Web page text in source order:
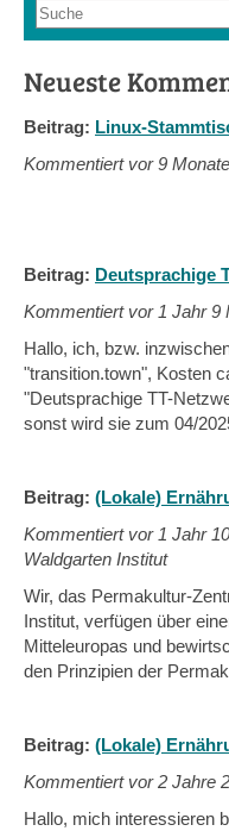
Suchformular
Suche
Neueste
Beitrag: Linux-
Kommentiert vor9
Beitrag: Deutsprachige
Kommentiert vor 1 Jahr 9
Hallo, ich, bzw.
"transition.town", Kosten
"Deutsprachige TT-
sonst wird sie zum 04/
Beitrag: (Lokale)
Kommentiert vor 1 Jahr
Waldgarten Institut
Wir, das Permakultur-
Institut, verfügen über
Mitteleuropas und
den Prinzipien der
Beitrag: (Lokale)
Kommentiert vor2 Jahre
Hallo, mich interessieren